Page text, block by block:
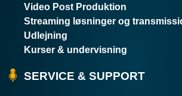
Video Post Produktion
Streaming løsninger og
Udlejning
Kurser & undervisning
SERVICE & SUPPORT